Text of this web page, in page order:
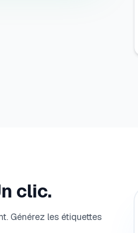
clic.
Générez les étiquettes